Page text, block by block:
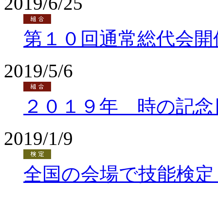
第１０回通常総代会開
2019/5/6
２０１９年 時の記
2019/1/9
全国の会場で技能検